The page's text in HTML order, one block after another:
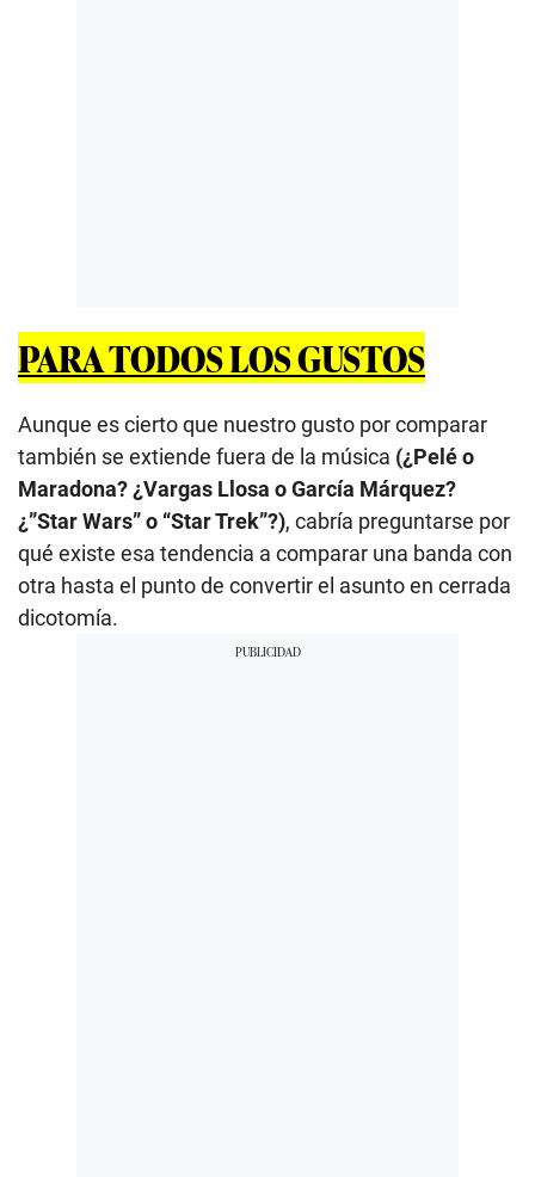
PARA TODOS LOS GUSTOS
Aunque es cierto que nuestro gusto por comparar
también se extiende fuera de la música (¿Pelé o
Maradona? ¿Vargas Llosa o García Márquez?
¿”Star Wars” o “Star Trek”?), cabría preguntarse por
qué existe esa tendencia a comparar una banda con
otra hasta el punto de convertir el asunto en cerrada
dicotomía.